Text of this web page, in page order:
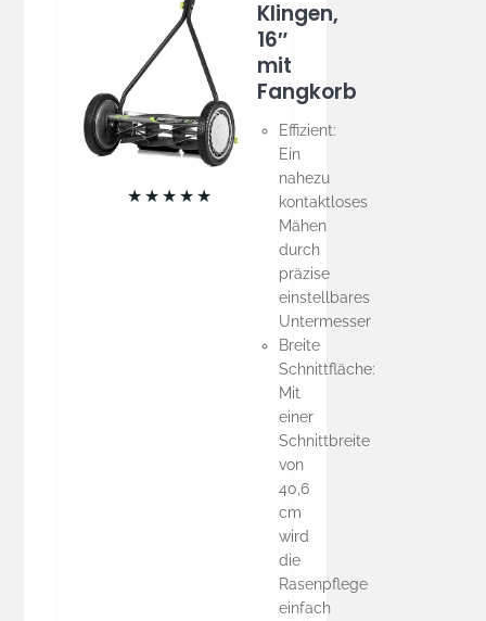
★ ★ ★ ★ ★
Klingen,
16″
mit
Fangkorb
Effizient:
Ein
nahezu
kontaktloses
Mähen
durch
präzise
einstellbares
Untermesser
Breite
Schnittfläche:
Mit
einer
Schnittbreite
von
40,6
cm
wird
die
Rasenpflege
einfach